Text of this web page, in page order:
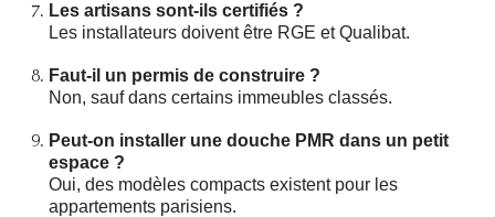
Les artisans sont-ils certifiés ?
Les installateurs doivent être RGE et Qualibat.
Faut-il un permis de construire ?
Non, sauf dans certains immeubles classés.
Peut-on installer une douche PMR dans un petit
espace ?
Oui, des modèles compacts existent pour les
appartements parisiens.